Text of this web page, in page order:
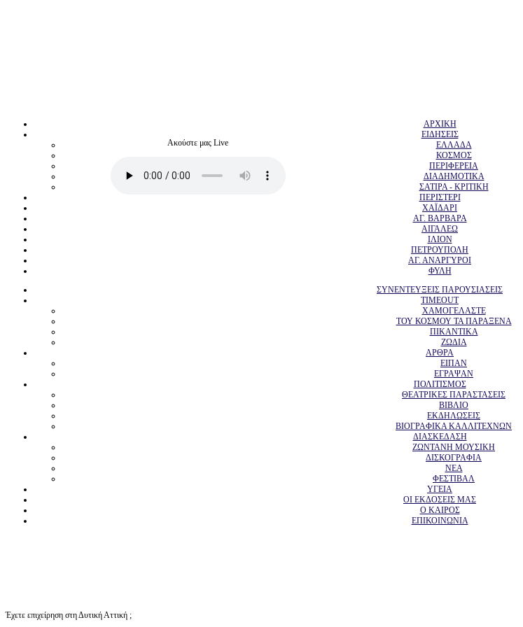
Ακούστε μας Live
ΑΡΧΙΚΗ
ΕΙΔΗΣΕΙΣ
ΕΛΛΑΔΑ
ΚΟΣΜΟΣ
ΠΕΡΙΦΕΡΕΙΑ
ΔΙΑΔΗΜΟΤΙΚΑ
ΣΑΤΙΡΑ - ΚΡΙΤΙΚΗ
ΠΕΡΙΣΤΕΡΙ
ΧΑΪΔΑΡΙ
ΑΓ. ΒΑΡΒΑΡΑ
ΑΙΓΑΛΕΩ
ΙΛΙΟΝ
ΠΕΤΡΟΥΠΟΛΗ
ΑΓ. ΑΝΑΡΓΥΡΟΙ
ΦΥΛΗ
ΣΥΝΕΝΤΕΥΞΕΙΣ ΠΑΡΟΥΣΙΑΣΕΙΣ
TIMEOUT
ΧΑΜΟΓΕΛΑΣΤΕ
ΤΟΥ ΚΟΣΜΟΥ ΤΑ ΠΑΡΑΞΕΝΑ
ΠΙΚΑΝΤΙΚΑ
ΖΩΔΙΑ
ΑΡΘΡΑ
ΕΙΠΑΝ
ΕΓΡΑΨΑΝ
ΠΟΛΙΤΙΣΜΟΣ
ΘΕΑΤΡΙΚΕΣ ΠΑΡΑΣΤΑΣΕΙΣ
ΒΙΒΛΙΟ
ΕΚΔΗΛΩΣΕΙΣ
ΒΙΟΓΡΑΦΙΚΑ ΚΑΛΛΙΤΕΧΝΩΝ
ΔΙΑΣΚΕΔΑΣΗ
ΖΩΝΤΑΝΗ ΜΟΥΣΙΚΗ
ΔΙΣΚΟΓΡΑΦΙΑ
ΝΕΑ
ΦΕΣΤΙΒΑΛ
ΥΓΕΙΑ
ΟΙ ΕΚΔΟΣΕΙΣ ΜΑΣ
Ο ΚΑΙΡΟΣ
ΕΠΙΚΟΙΝΩΝΙΑ
Έχετε επιχείρηση στη Δυτική Αττική ;